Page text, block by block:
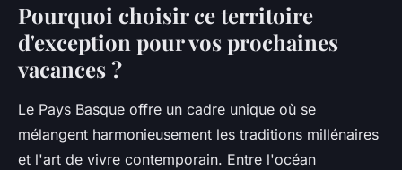
Pourquoi choisir ce territoire
d'exception pour vos prochaines
vacances ?
Le Pays Basque offre un cadre unique où se
mélangent harmonieusement les traditions millénaires
et l'art de vivre contemporain. Entre l'océan